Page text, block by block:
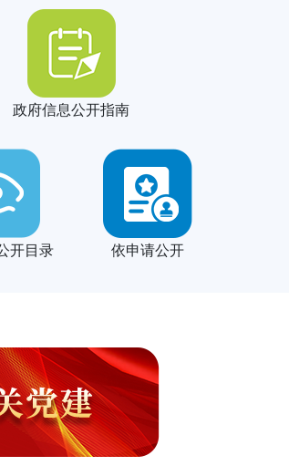
政府信息公开指南
开目录 依申请公开